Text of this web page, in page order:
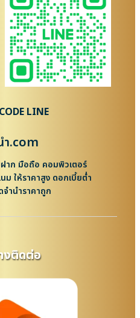
LINE
า.com
าก มือถือ คอมพิวเตอร์
ม ให้ราคาสูง ดอกเบี้ยต่ำ
ำนำราคาถูก
งติดต่อ